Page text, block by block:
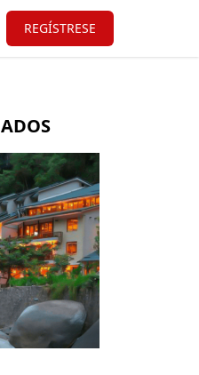
REGÍSTRESE